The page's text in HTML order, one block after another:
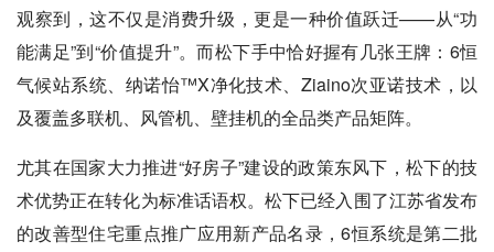
观察到，这不仅是消费升级，更是一种价值跃迁——从“功
能满足”到“价值提升”。而松下手中恰好握有几张王牌：6恒
气候站系统、纳诺怡™X净化技术、Ziaino次亚诺技术，以
及覆盖多联机、风管机、壁挂机的全品类产品矩阵。
尤其在国家大力推进“好房子”建设的政策东风下，松下的技
术优势正在转化为标准话语权。松下已经入围了江苏省发布
的改善型住宅重点推广应用新产品名录，6恒系统是第二批